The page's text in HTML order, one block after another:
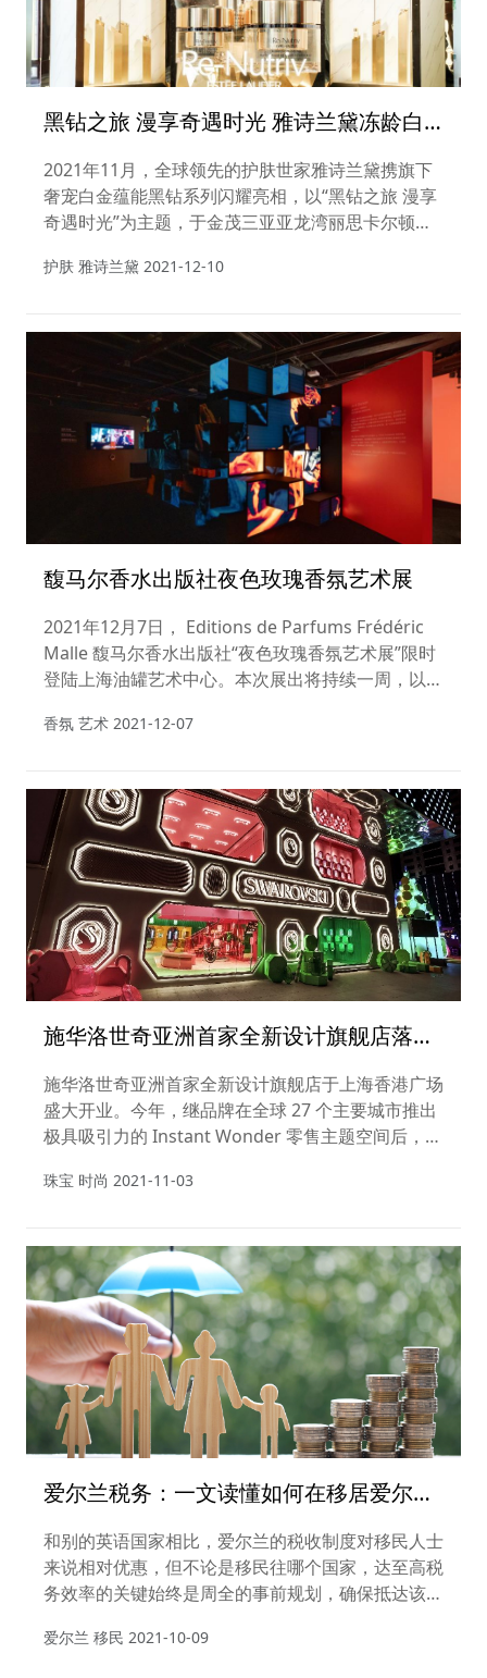
黑钻之旅 漫享奇遇时光 雅诗兰黛冻龄白
金VIP贵宾活动耀启三亚
2021年11月，全球领先的护肤世家雅诗兰黛携旗下
奢宠白金蕴能黑钻系列闪耀亮相，以“黑钻之旅 漫享
奇遇时光”为主题，于金茂三亚亚龙湾丽思卡尔顿酒
体验黑钻奢耀之美，奇遇至美时光，焕活美肌能量，
护肤 雅诗兰黛 2021-12-10
馥马尔香水出版社夜色玫瑰香氛艺术展
2021年12月7日， Editions de Parfums Frédéric
Malle 馥马尔香水出版社“夜色玫瑰香氛艺术展”限时
登陆上海油罐艺术中心。本次展出将持续一周，以调
Tonnerre夜色玫瑰》为主题，馥马尔香水出版社，
旅，探寻玫瑰的一生。
香氛 艺术 2021-12-07
施华洛世奇亚洲首家全新设计旗舰店落户
上海
施华洛世奇亚洲首家全新设计旗舰店于上海香港广场
盛大开业。今年，继品牌在全球 27 个主要城市推出
极具吸引力的 Instant Wonder 零售主题空间后，施
度打造奇妙世界，为中国消费者带来梦幻体验。
珠宝 时尚 2021-11-03
爱尔兰税务：一文读懂如何在移居爱尔兰
前完成税务规划
和别的英语国家相比，爱尔兰的税收制度对移民人士
来说相对优惠，但不论是移民往哪个国家，达至高税
务效率的关键始终是周全的事前规划，确保抵达该国
爱尔兰 移民 2021-10-09